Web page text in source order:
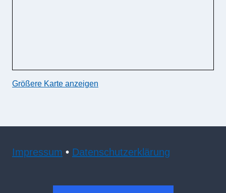
Größere Karte anzeigen
Impressum • Datenschutzerklärung